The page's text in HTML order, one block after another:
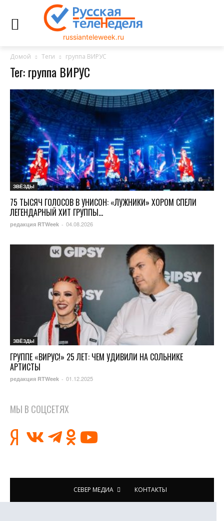
russianteleweek.ru
Домой Теги группа ВИРУС
Тег: группа ВИРУС
ЗВЁЗДЫ
75 ТЫСЯЧ ГОЛОСОВ В УНИСОН: «ЛУЖНИКИ» ХОРОМ СПЕЛИ
ЛЕГЕНДАРНЫЙ ХИТ ГРУППЫ...
редакция RTWeek - 04.08.2026
ЗВЁЗДЫ
ГРУППЕ «ВИРУС!» 25 ЛЕТ: ЧЕМ УДИВИЛИ НА СОЛЬНИКЕ
АРТИСТЫ
редакция RTWeek - 01.12.2025
МЫ В СОЦСЕТЯХ
СЕВЕР МЕДИА КОНТАКТЫ